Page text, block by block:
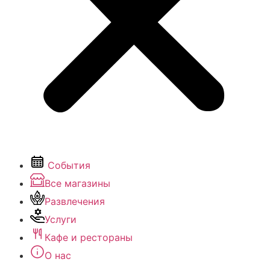
События
Все магазины
Развлечения
Услуги
Кафе и рестораны
О нас